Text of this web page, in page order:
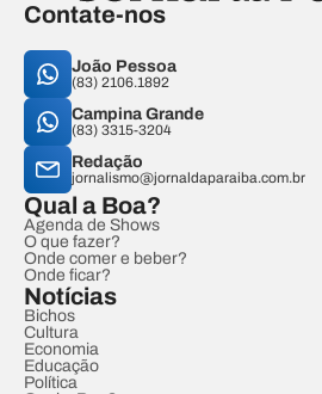
Contate-nos
João Pessoa
(83) 2106.1892
Campina Grande
(83) 3315-3204
Redação
jornalismo@jornaldaparaiba.com.br
Qual a Boa?
Agenda de Shows
O que fazer?
Onde comer e beber?
Onde ficar?
Notícias
Bichos
Cultura
Economia
Educação
Política